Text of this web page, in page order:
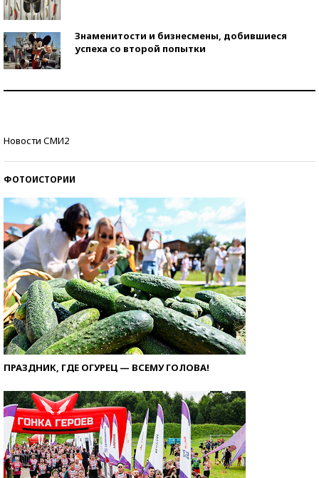
Знаменитости и бизнесмены, добившиеся
успеха со второй попытки
Новости СМИ2
ФОТОИСТОРИИ
ПРАЗДНИК, ГДЕ ОГУРЕЦ — ВСЕМУ ГОЛОВА!